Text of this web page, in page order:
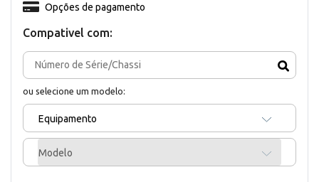
Compativel com:
ou selecione um modelo:
Equipamento
Modelo
Opções de pagamento